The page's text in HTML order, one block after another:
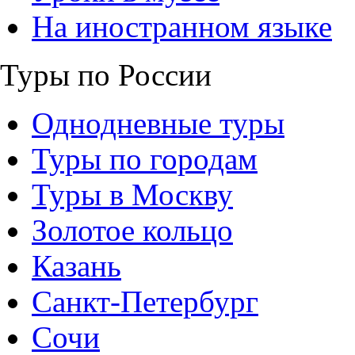
На иностранном языке
Туры по России
Однодневные туры
Туры по городам
Туры в Москву
Золотое кольцо
Казань
Санкт-Петербург
Сочи